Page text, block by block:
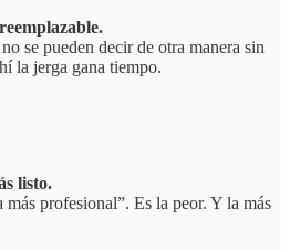
se pueden decir de otra manera sin
la jerga gana tiempo.
listo.
más profesional”. Es la peor. Y la más